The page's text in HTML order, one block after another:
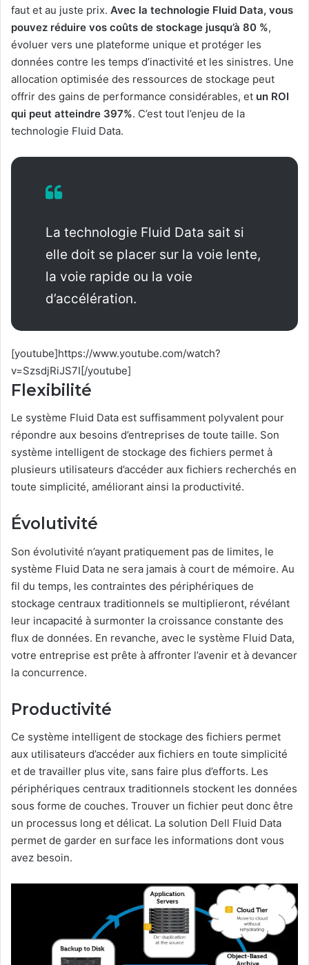
faut et au juste prix. Avec la technologie Fluid Data, vous
pouvez réduire vos coûts de stockage jusqu’à 80 %,
évoluer vers une plateforme unique et protéger les
données contre les temps d’inactivité et les sinistres. Une
allocation optimisée des ressources de stockage peut
offrir des gains de performance considérables, et un ROI
qui peut atteindre 397%. C’est tout l’enjeu de la
technologie Fluid Data.
La technologie Fluid Data sait si
elle doit se placer sur la voie lente,
la voie rapide ou la voie
d’accélération.
[youtube]https://www.youtube.com/watch?
v=SzsdjRiJS7I[/youtube]
Flexibilité
Le système Fluid Data est suffisamment polyvalent pour
répondre aux besoins d’entreprises de toute taille. Son
système intelligent de stockage des fichiers permet à
plusieurs utilisateurs d’accéder aux fichiers recherchés en
toute simplicité, améliorant ainsi la productivité.
Évolutivité
Son évolutivité n’ayant pratiquement pas de limites, le
système Fluid Data ne sera jamais à court de mémoire. Au
fil du temps, les contraintes des périphériques de
stockage centraux traditionnels se multiplieront, révélant
leur incapacité à surmonter la croissance constante des
flux de données. En revanche, avec le système Fluid Data,
votre entreprise est prête à affronter l’avenir et à devancer
la concurrence.
Productivité
Ce système intelligent de stockage des fichiers permet
aux utilisateurs d’accéder aux fichiers en toute simplicité
et de travailler plus vite, sans faire plus d’efforts. Les
périphériques centraux traditionnels stockent les données
sous forme de couches. Trouver un fichier peut donc être
un processus long et délicat. La solution Dell Fluid Data
permet de garder en surface les informations dont vous
avez besoin.